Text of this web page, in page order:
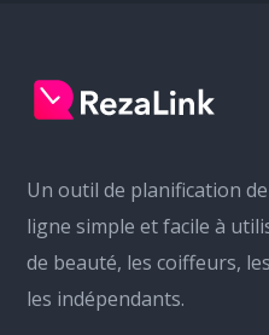
Un outil de planification
ligne simple et facile à
de beauté, les coiffeurs,
les indépendants.